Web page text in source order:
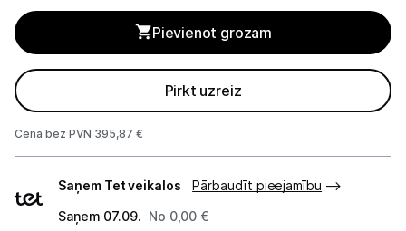
Studijas skaņas aprīkojums
Datortehnika
Sadzīves tehnika
Pievienot grozam
Pirkt uzreiz
Cena bez PVN 395,87 €
veidi
Saņem Tet veikalos
Pārbaudīt pieejamību
Saņem 07.09. No 0,00 €